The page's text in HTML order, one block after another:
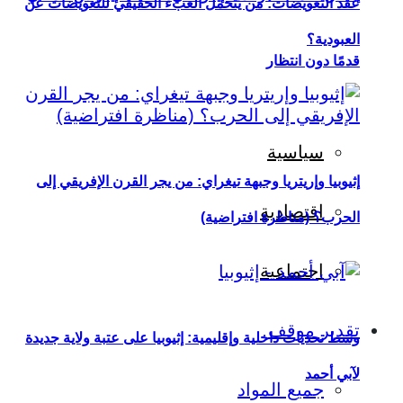
قدمًا دون انتظار
سياسية
اقتصادية
اجتماعية
تقدير موقف
جميع المواد
عقد التعويضات: من يتحمل العبء الحقيقي للتعويضات عن
العبودية؟
إثيوبيا وإريتريا وجبهة تيغراي: من يجر القرن الإفريقي إلى
الحرب؟ (مناظرة افتراضية)
وسط تحديات داخلية وإقليمية: إثيوبيا على عتبة ولاية جديدة
لآبي أحمد